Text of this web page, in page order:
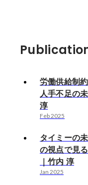
労働供給制
人手不足の
淳
Feb 2025
タイミーの
の視点で見
｜竹内 淳
Jan 2025